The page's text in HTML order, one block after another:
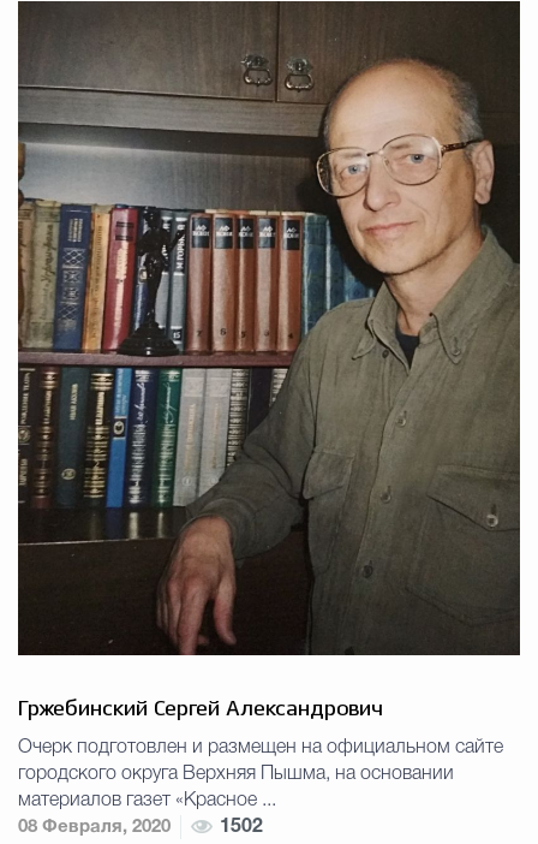
Гржебинский Сергей Александрович
Очерк подготовлен и размещен на официальном сайте
городского округа Верхняя Пышма, на основании
материалов газет «Красное ...
08 Февраля, 2020
1502